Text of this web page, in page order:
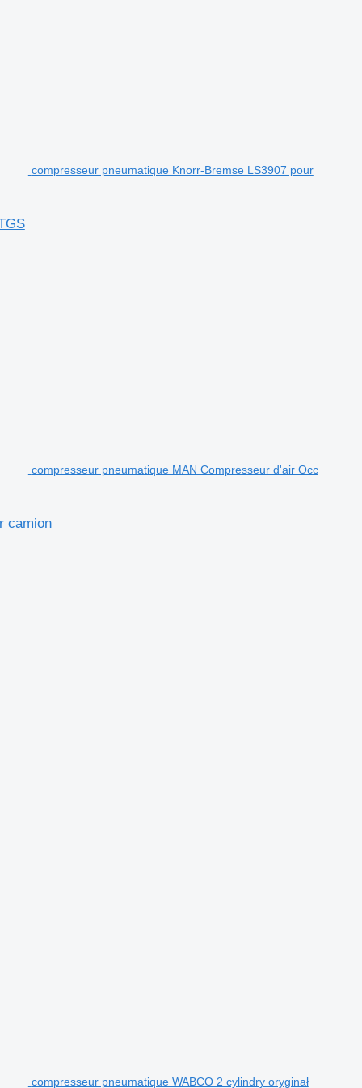
compresseur pneumatique Knorr-Bremse LS3907 pour
compresseur pneumatique MAN Compresseur d'air Occ
camion
compresseur pneumatique WABCO 2 cylindry oryginał